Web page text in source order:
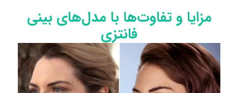
مزایا و تفاوت‌ها با مدل‌های بینی
فانتزی